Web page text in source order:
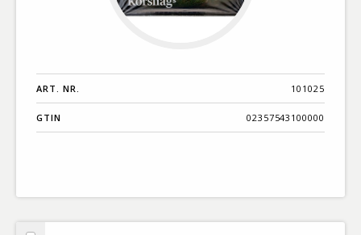
ART. NR. 101025
GTIN 02357543100000